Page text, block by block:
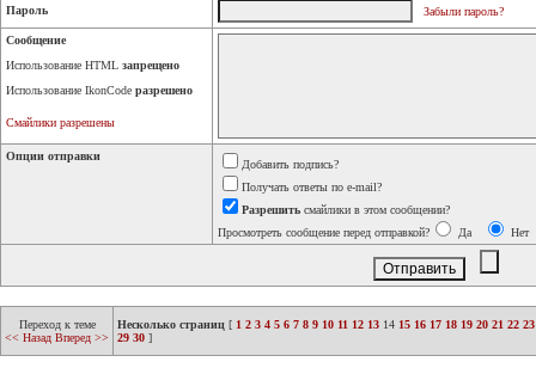
Пароль Забыли пароль?
Сообщение
Использование HTML запрещено
Использование IkonCode разрешено
Смайлики разрешены
Опции отправки
Добавить подпись?
Получать ответы по e-mail?
Разрешить смайлики в этом сообщении?
Просмотреть сообщение перед отправкой?
Да Нет
Переход к теме
<< Назад Вперед >>
Несколько страниц [ 1 2 3 4 5 6 7 8 9 10 11 12 13 14 15 16 17 18 19 20 21 22 23
29 30 ]